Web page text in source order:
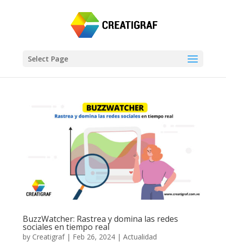
Select Page
BuzzWatcher: Rastrea y domina las redes
sociales en tiempo real
by Creatigraf| Feb 26, 2024| Actualidad